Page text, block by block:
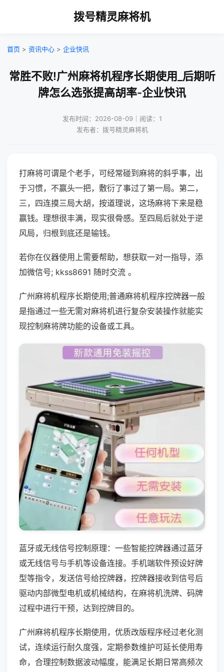
拨号精灵麻将机
首页 > 资讯中心 > 企业快讯
常胜不败!广州麻将机程序长期使用_后期听
牌怎么选张提高胡率-企业快讯
发布时间：2026-08-09｜阅读：1
发布者：拨号精灵麻将机
打麻将可谓是个老手，可经常碰到麻将的斜乎事，出
于习惯，不赢头一把，敷衍了事过了第一局。第二，
三，四连摸三局大胡，按道理说，这场麻将下来是稳
赢钱。理想很丰满，现实很骨感。至四局后就处于逆
风局，归根到底还是输钱。
若你在仪器使用上需要帮助，想获取一对一指导，添
加微信号; kkss8691 随时交流 。
广州麻将机程序长期使用;普通麻将机程序控牌器一般
是指通过一些无需对麻将机进行复杂安装操作就能实
现控制麻将牌功能的设备或工具。
蓝牙或无线信号控制原理：一些智能控牌器通过蓝牙
或无线信号与手机等设备连接。手机端软件预设好牌
型等指令，发送信号给控牌器，控牌器接收到信号后
驱动内部微型电机或机械结构，在麻将机洗牌、码牌
过程中进行干预，达到控牌目的。
广州麻将机程序长期使用，优质改版程序经过老化测
试，连续运行耐久度强，定期参数维护可延长使用寿
命，合理控制数据波动幅度，能满足长期日常高频次